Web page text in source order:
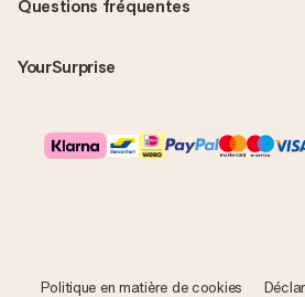
Questions fréquentes
YourSurprise
Politique en matière de cookies